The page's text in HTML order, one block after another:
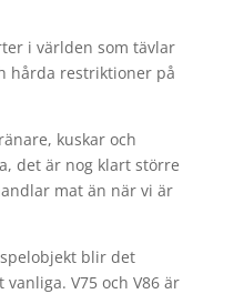
i världen som tävlar
hårda restriktioner på
kuskar och
det är nog klart större
mat än när vi är
blir det
V75 och V86 är